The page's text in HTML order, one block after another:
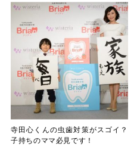
寺田心くんの虫歯対策がスゴイ？
子持ちのママ必見です！